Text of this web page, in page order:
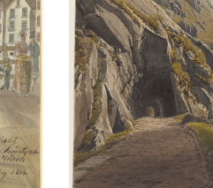
1819(?)
/Bleistift